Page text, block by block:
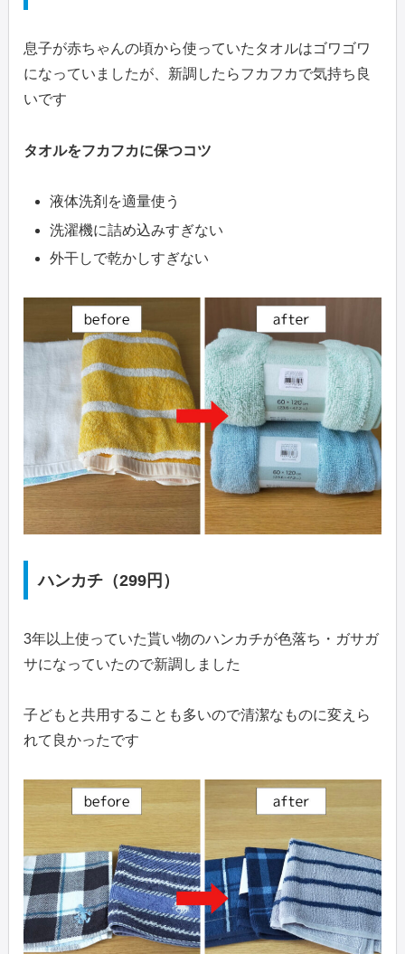
息子が赤ちゃんの頃から使っていたタオルはゴワゴワ
になっていましたが、新調したらフカフカで気持ち良
いです
タオルをフカフカに保つコツ
液体洗剤を適量使う
洗濯機に詰め込みすぎない
外干しで乾かしすぎない
ハンカチ（299円）
3年以上使っていた貰い物のハンカチが色落ち・ガサガ
サになっていたので新調しました
子どもと共用することも多いので清潔なものに変えら
れて良かったです